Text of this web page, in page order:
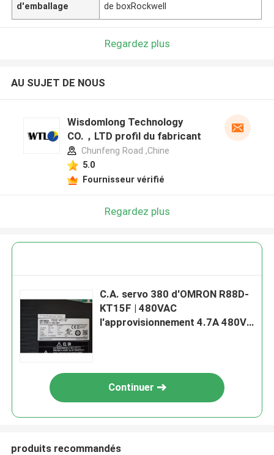
d'emballage
de boxRockwell
Regardez plus
AU SUJET DE NOUS
Wisdomlong Technology
CO.，LTD profil du fabricant
Chunfeng Road ,Chine
5.0
Fournisseur vérifié
Regardez plus
C.A. servo 380 d'OMRON R88D-
KT15F | 480VAC
l'approvisionnement 4.7A 480V
Continuer
produits recommandés